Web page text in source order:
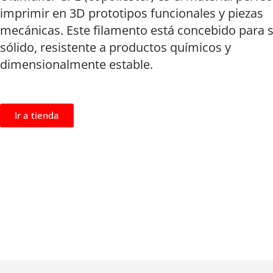
imprimir en 3D prototipos funcionales y piezas
mecánicas. Este filamento está concebido para
sólido, resistente a productos químicos y
dimensionalmente estable.
Ir a tienda